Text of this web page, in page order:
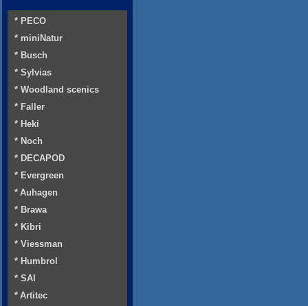
* PECO
* miniNatur
* Busch
* Sylvias
* Woodland scenics
* Faller
* Heki
* Noch
* DECAPOD
* Evergreen
* Auhagen
* Brawa
* Kibri
* Viessman
* Humbrol
* SAI
* Artitec